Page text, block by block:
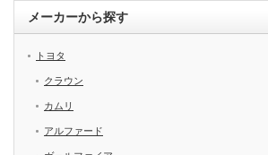
メーカーから探す
トヨタ
クラウン
カムリ
アルファード